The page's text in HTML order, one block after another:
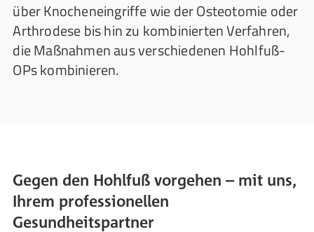
über Knocheneingriffe wie der Osteotomie oder
Arthrodese bis hin zu kombinierten Verfahren,
die Maßnahmen aus verschiedenen Hohlfuß-
OPs kombinieren.
Gegen den Hohlfuß vorgehen – mit uns,
Ihrem professionellen
Gesundheitspartner